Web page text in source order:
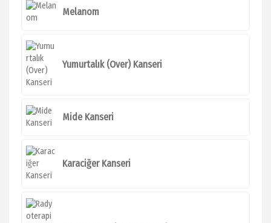
Melanom
Yumurtalık (Over) Kanseri
Mide Kanseri
Karaciğer Kanseri